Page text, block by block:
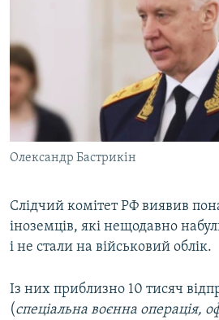
ДЕПОРТАЦІЯ
ВІДЕОУРОКИ «ELIFBE»
СВІДЧЕННЯ ОКУПАЦІЇ
УКРАЇНСЬКА ПРОБЛЕМА КРИМУ
ІНФОГРАФІКА
ЯК ОБІЙТИ БЛОКУВАННЯ
Русский
Qırımtatar
ДОЛУЧАЙСЯ!
Усі сайти RFE/RL
Олександр Бастрикін
Слідчий комітет РФ виявив
іноземців, які нещодавно
і не стали на військовий облік.
Із них приблизно 10 тисяч
(спеціальна воєнна операція,